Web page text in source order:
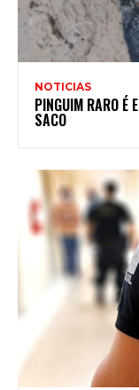
NOTICIAS
PINGUIM RARO É
SACO